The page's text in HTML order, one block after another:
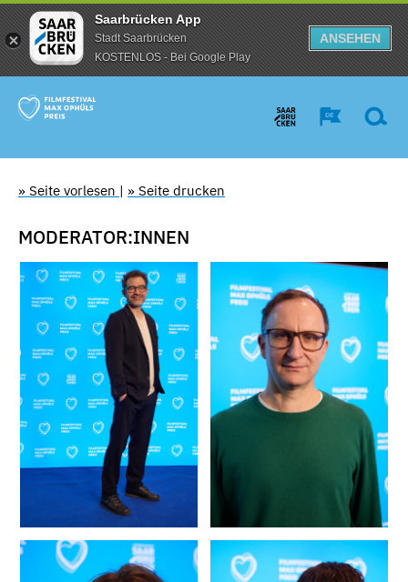
Saarbrücken App
Stadt Saarbrücken
KOSTENLOS - Bei Google Play
ANSEHEN
» Seite vorlesen | » Seite drucken
MODERATOR:INNEN